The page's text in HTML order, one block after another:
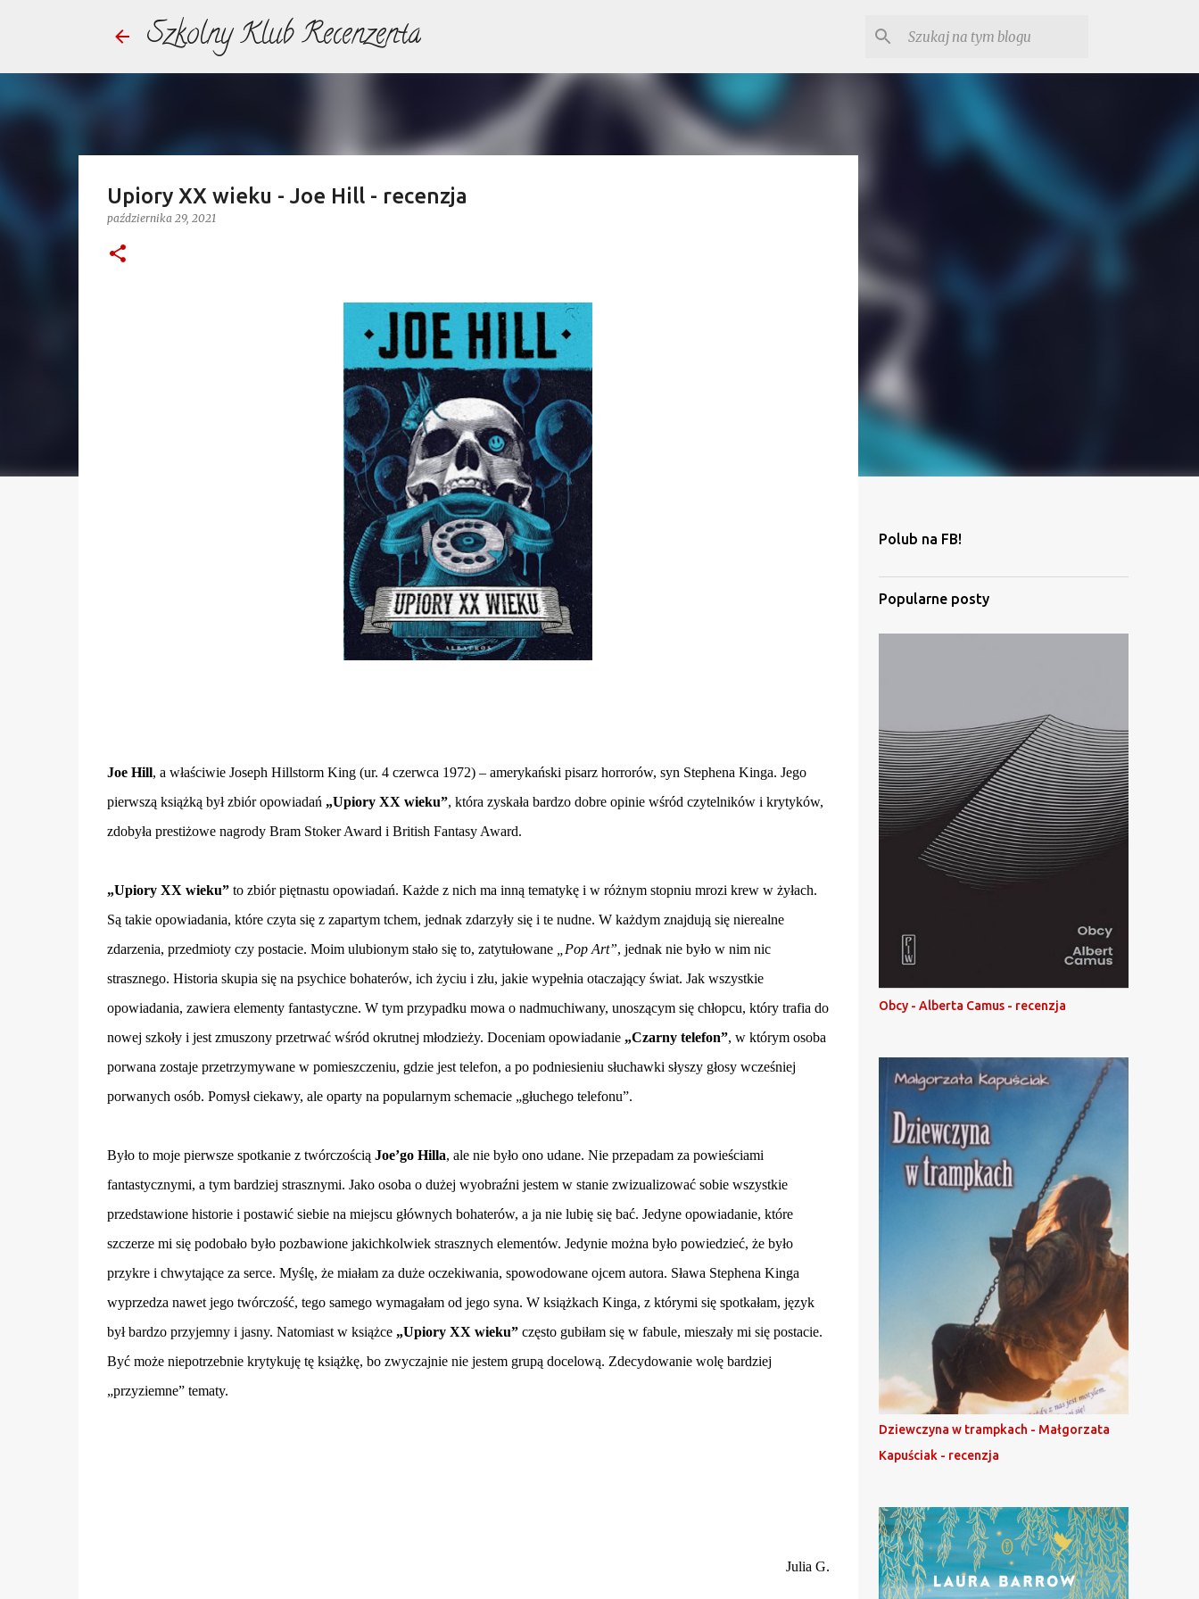
Szkolny Klub Recenzenta
Upiory XX wieku - Joe Hill - recenzja
października 29, 2021
Joe Hill, a właściwie Joseph Hillstorm King (ur. 4 czerwca 1972) – amerykański pisarz horrorów, syn Stephena Kinga. Jego
pierwszą książką był zbiór opowiadań „Upiory XX wieku”, która zyskała bardzo dobre opinie wśród czytelników i krytyków,
zdobyła prestiżowe nagrody Bram Stoker Award i British Fantasy Award.
„Upiory XX wieku”to zbiór piętnastu opowiadań. Każde z nich ma inną tematykę i w różnym stopniu mrozi krew w żyłach.
Są takie opowiadania, które czyta się z zapartym tchem, jednak zdarzyły się i te nudne. W każdym znajdują się nierealne
zdarzenia, przedmioty czy postacie. Moim ulubionym stało się to, zatytułowane „Pop Art”, jednak nie było w nim nic
strasznego. Historia skupia się na psychice bohaterów, ich życiu i złu, jakie wypełnia otaczający świat. Jak wszystkie
opowiadania, zawiera elementy fantastyczne. W tym przypadku mowa o nadmuchiwany, unoszącym się chłopcu, który trafia do
nowej szkoły i jest zmuszony przetrwać wśród okrutnej młodzieży. Doceniam opowiadanie„Czarny telefon”, w którym osoba
porwana zostaje przetrzymywane w pomieszczeniu, gdzie jest telefon, a po podniesieniu słuchawki słyszy głosy wcześniej
porwanych osób. Pomysł ciekawy, ale oparty na popularnym schemacie „głuchego telefonu”.
Było to moje pierwsze spotkanie z twórczością Joe’go Hilla, ale nie było ono udane. Nie przepadam za powieściami
fantastycznymi, a tym bardziej strasznymi. Jako osoba o dużej wyobraźni jestem w stanie zwizualizować sobie wszystkie
przedstawione historie i postawić siebie na miejscu głównych bohaterów, a ja nie lubię się bać. Jedyne opowiadanie, które
szczerze mi się podobało było pozbawione jakichkolwiek strasznych elementów. Jedynie można było powiedzieć, że było
przykre i chwytające za serce. Myślę, że miałam za duże oczekiwania, spowodowane ojcem autora. Sława Stephena Kinga
wyprzedza nawet jego twórczość, tego samego wymagałam od jego syna. W książkach Kinga, z którymi się spotkałam, język
był bardzo przyjemny i jasny. Natomiast w książce „Upiory XX wieku”często gubiłam się w fabule, mieszały mi się postacie.
Być może niepotrzebnie krytykuję tę książkę, bo zwyczajnie nie jestem grupą docelową. Zdecydowanie wolę bardziej
„przyziemne” tematy.
Julia G.
Polub na FB!
Popularne posty
Obcy - Alberta Camus - recenzja
Dziewczyna w trampkach - Małgorzata
Kapuściak - recenzja